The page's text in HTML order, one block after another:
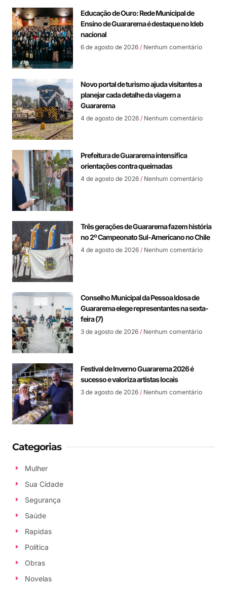
Educação de Ouro: Rede Municipal de
Ensino de Guararema é destaque no Ideb
nacional
6 de agosto de 2026 Nenhum comentário
Novo portal de turismo ajuda visitantes a
planejar cada detalhe da viagem a
Guararema
4 de agosto de 2026 Nenhum comentário
Prefeitura de Guararema intensifica
orientações contra queimadas
4 de agosto de 2026 Nenhum comentário
Três gerações de Guararema fazem história
no 2º Campeonato Sul-Americano no Chile
4 de agosto de 2026 Nenhum comentário
Conselho Municipal da Pessoa Idosa de
Guararema elege representantes na sexta-
feira (7)
3 de agosto de 2026 Nenhum comentário
Festival de Inverno Guararema 2026 é
sucesso e valoriza artistas locais
3 de agosto de 2026 Nenhum comentário
Categorias
Mulher
Sua Cidade
Segurança
Saúde
Rapidas
Política
Obras
Novelas